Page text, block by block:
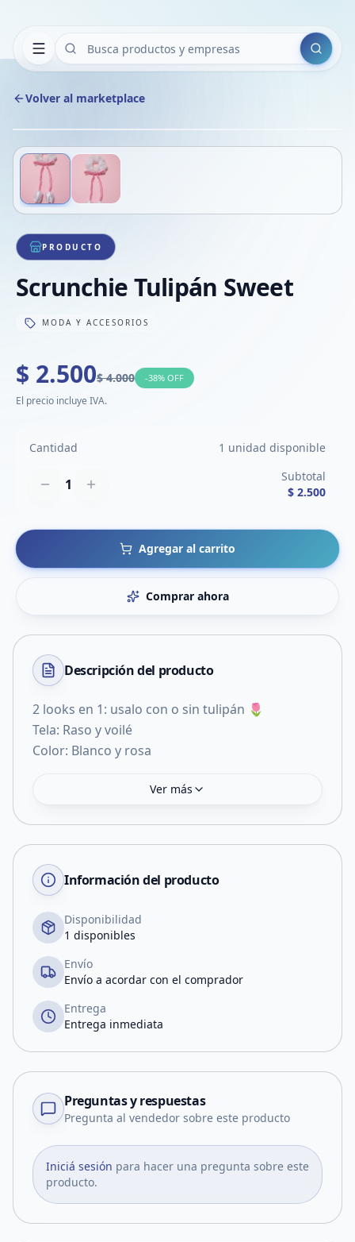
Buscar
Volver al marketplace
1/2
PRODUCTO
Scrunchie Tulipán Sweet
MODA Y ACCESORIOS
$ 2.500$ 4.000 -38% OFF
El precio incluye IVA.
Cantidad 1 unidad disponible
1
Subtotal
$ 2.500
Agregar al carrito
Comprar ahora
Descripción del producto
2 looks en 1: usalo con o sin tulipán 🌷
Tela: Raso y voilé
Color: Blanco y rosa
Ver más
Información del producto
Disponibilidad
1 disponibles
Envío
Envío a acordar con el comprador
Entrega
Entrega inmediata
Preguntas y respuestas
Pregunta al vendedor sobre este producto
Iniciá sesión para hacer una pregunta sobre este
producto.